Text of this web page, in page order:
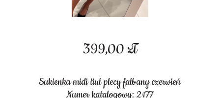
399,00 zł
Sukienka midi tiul plecy falbany czerwień
Numer katalogowy: 2177